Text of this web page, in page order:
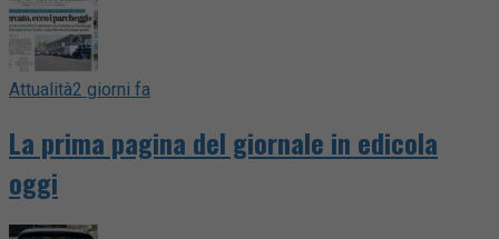
Attualità2 giorni fa
La prima pagina del giornale in edicola
oggi